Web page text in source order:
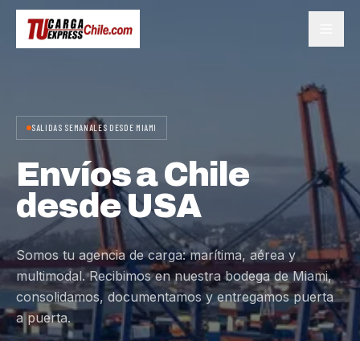
SALIDAS SEMANALES DESDE MIAMI
Envíos a Chile
desde USA
Somos tu agencia de carga: marítima, aérea y
multimodal. Recibimos en nuestra bodega de Miami,
consolidamos, documentamos y entregamos puerta
a puerta.